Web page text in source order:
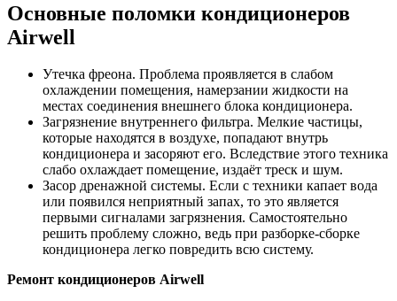
Основные поломки кондиционеров
Airwell
Утечка фреона. Проблема проявляется в слабом
охлаждении помещения, намерзании жидкости на
местах соединения внешнего блока кондиционера.
Загрязнение внутреннего фильтра. Мелкие частицы,
которые находятся в воздухе, попадают внутрь
кондиционера и засоряют его. Вследствие этого техника
слабо охлаждает помещение, издаёт треск и шум.
Засор дренажной системы. Если с техники капает вода
или появился неприятный запах, то это является
первыми сигналами загрязнения. Самостоятельно
решить проблему сложно, ведь при разборке-сборке
кондиционера легко повредить всю систему.
Ремонт кондиционеров Airwell